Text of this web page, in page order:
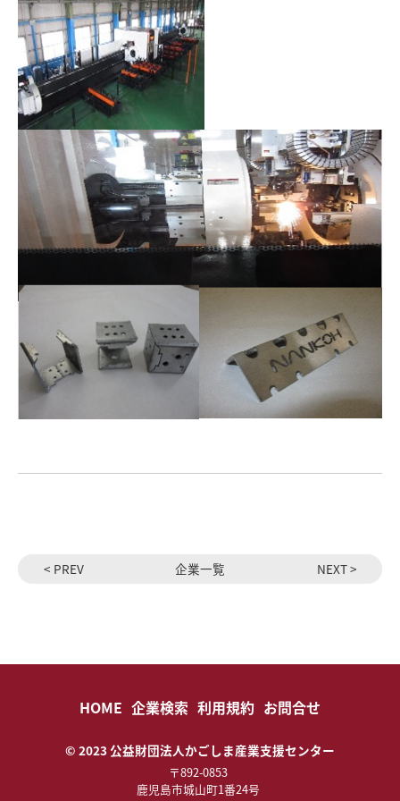
< PREV 企業一覧 NEXT >
© 2023 公益財団法人かごしま産業支援センター
〒892-0853
鹿児島市城山町1番24号
HOME 企業検索 利用規約 お問合せ